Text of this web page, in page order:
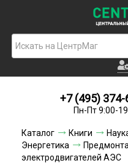
+7 (495)
Пн-Пт 9:00-
Каталог Книги
Энергетика
электродвигателей АЭС